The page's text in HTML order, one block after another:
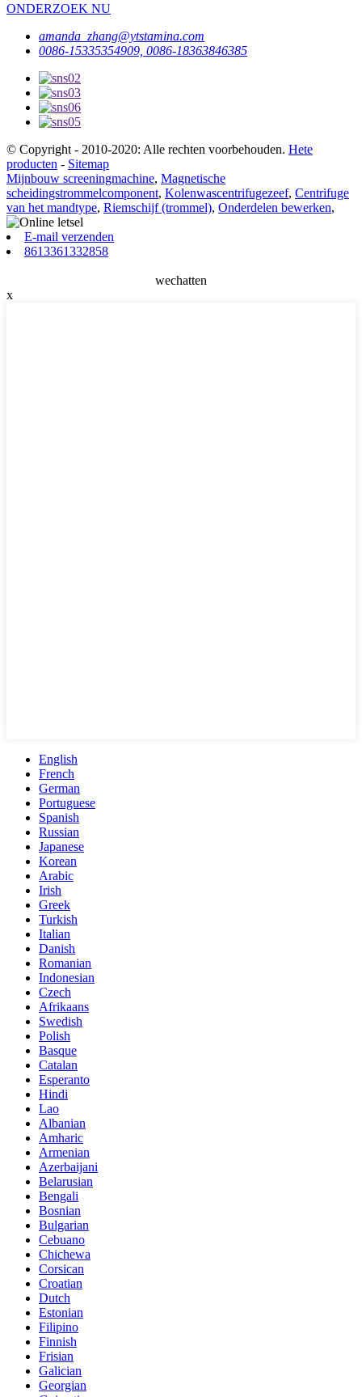
ONDERZOEK NU
amanda_zhang@ytstamina.com
0086-15335354909, 0086-18363846385
© Copyright - 2010-2020: Alle rechten voorbehouden. Hete
producten - Sitemap
Mijnbouw screeningmachine, Magnetische
scheidingstrommelcomponent, Kolenwascentrifugezeef, Centrifuge
van het mandtype, Riemschijf (trommel), Onderdelen bewerken,
E-mail verzenden
8613361332858
wechatten
x
English
French
German
Portuguese
Spanish
Russian
Japanese
Korean
Arabic
Irish
Greek
Turkish
Italian
Danish
Romanian
Indonesian
Czech
Afrikaans
Swedish
Polish
Basque
Catalan
Esperanto
Hindi
Lao
Albanian
Amharic
Armenian
Azerbaijani
Belarusian
Bengali
Bosnian
Bulgarian
Cebuano
Chichewa
Corsican
Croatian
Dutch
Estonian
Filipino
Finnish
Frisian
Galician
Georgian